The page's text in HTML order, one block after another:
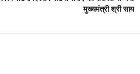
मुख्यमंत्री श्री साय